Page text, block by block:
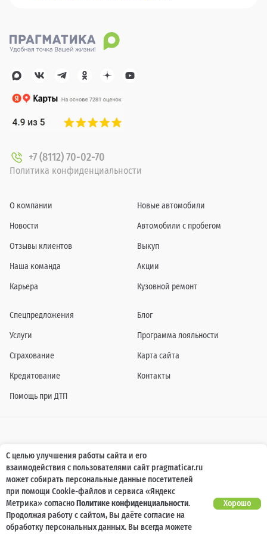
+7 (8112) 70-02-70
Политика конфиденциальности
О компании
Новости
Отзывы клиентов
Наша команда
Карьера
Новые автомобили
Автомобили с пробегом
Выкуп
Акции
Кузовной ремонт
Спецпредложения
Услуги
Страхование
Кредитование
Помощь при ДТП
Блог
Программа лояльности
Карта сайта
Контакты
Информация о технических характеристиках, составе комплектаций, цветовой
гамме и стоимости автомобилей, а также действующих акциях, сроках и условиях
их проведения, указанных на сайте www.pragmaticar.ru, носит информационный
характер и ни при каких условиях не является публичной офертой,
определяемой положениями пунктом 2 статьи 437 Гражданского кодекса
Российской Федерации. Для получения подробной информации обращайтесь к
специалистам нашей компании.
© ПРАГМАТИКА, 2026
С целью улучшения работы сайта и его
взаимодействия с пользователями сайт pragmaticar.ru
может собирать персональные данные посетителей
при помощи Cookie-файлов и сервиса «Яндекс
Метрика» согласноПолитике конфиденциальности.
Продолжая работу с сайтом, Вы даёте согласие на
обработку персональных данных. Вы всегда можете
Хорошо